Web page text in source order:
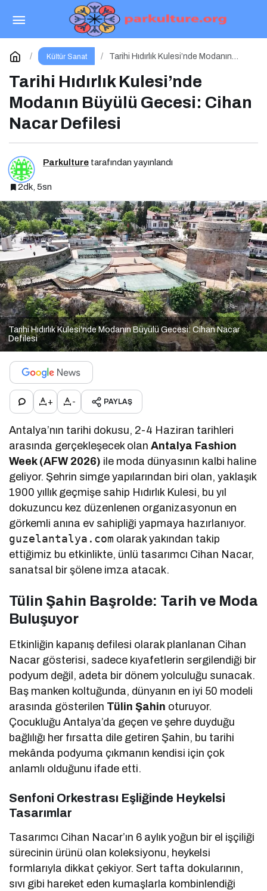
Kültür Sanat
Tarihi Hıdırlık Kulesi’nde Modanın
Tarihi Hıdırlık Kulesi’nde
Modanın Büyülü Gecesi: Cihan
Nacar Defilesi
Parkulture tarafından yayınlandı
2dk, 5sn
Tarihi Hıdırlık Kulesi'nde Modanın Büyülü Gecesi: Cihan Nacar
Defilesi
+ - PAYLAŞ
Antalya’nın tarihi dokusu, 2-4 Haziran tarihleri
arasında gerçekleşecek olanAntalya Fashion
Week (AFW 2026) ile moda dünyasının kalbi haline
geliyor. Şehrin simge yapılarından biri olan, yaklaşık
1900 yıllık geçmişe sahip Hıdırlık Kulesi, bu yıl
dokuzuncu kez düzenlenen organizasyonun en
görkemli anına ev sahipliği yapmaya hazırlanıyor.
guzelantalya.com olarak yakından takip
ettiğimiz bu etkinlikte, ünlü tasarımcı Cihan Nacar,
sanatsal bir şölene imza atacak.
Tülin Şahin Başrolde: Tarih ve Moda
Buluşuyor
Etkinliğin kapanış defilesi olarak planlanan Cihan
Nacar gösterisi, sadece kıyafetlerin sergilendiği bir
podyum değil, adeta bir dönem yolculuğu sunacak.
Baş manken koltuğunda, dünyanın en iyi 50 modeli
arasında gösterilen Tülin Şahin oturuyor.
Çocukluğu Antalya’da geçen ve şehre duyduğu
bağlılığı her fırsatta dile getiren Şahin, bu tarihi
mekânda podyuma çıkmanın kendisi için çok
anlamlı olduğunu ifade etti.
Senfoni Orkestrası Eşliğinde Heykelsi
Tasarımlar
Tasarımcı Cihan Nacar’ın 6 aylık yoğun bir el işçiliği
sürecinin ürünü olan koleksiyonu, heykelsi
formlarıyla dikkat çekiyor. Sert tafta dokularının,
sıvı gibi hareket eden kumaşlarla kombinlendiği
Haftalık Vizyon Panoraması: Hangi Filmi
İzlemeli?
Yorum Yap